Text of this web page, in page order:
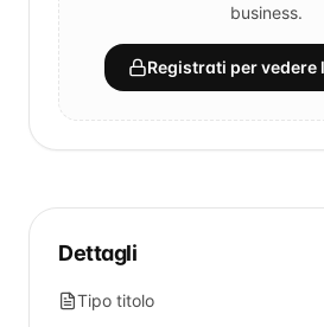
business.
Registrati per vedere
Dettagli
Tipo titolo